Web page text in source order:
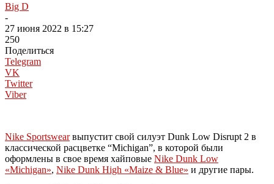
Big D
-
27 июня 2022 в 15:27
250
Поделиться
Telegram
VK
Twitter
Viber
Nike Sportswearвыпустит свой силуэт Dunk Low Disrupt 2 в
классической расцветке “Michigan”, в которой были
оформлены в свое время хайповые Nike Dunk Low
«Michigan», Nike Dunk High «Maize & Blue» и другие пары.